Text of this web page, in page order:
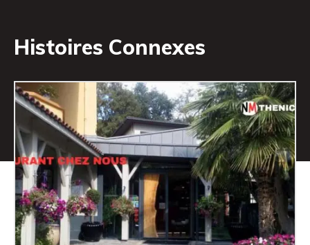
Histoires Connexes